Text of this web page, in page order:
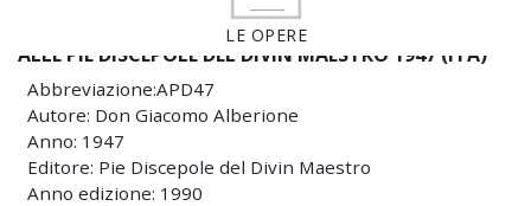
LE OPERE
ALLE PIE DISCEPOLE DEL DIVIN MAESTRO 1947 (ITA)
Abbreviazione:APD47
Autore: Don Giacomo Alberione
Anno: 1947
Editore: Pie Discepole del Divin Maestro
Anno edizione: 1990